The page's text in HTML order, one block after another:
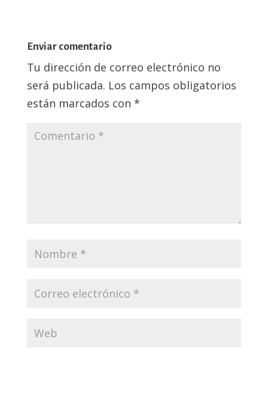
Enviar comentario
Tu dirección de correo electrónico no
será publicada. Los campos obligatorios
están marcados con *